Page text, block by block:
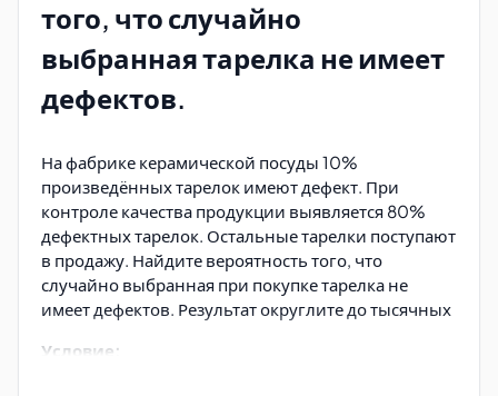
того, что случайно
выбранная тарелка не имеет
дефектов.
На фабрике керамической посуды 10%
произведённых тарелок имеют дефект. При
контроле качества продукции выявляется 80%
дефектных тарелок. Остальные тарелки поступают
в продажу. Найдите вероятность того, что
случайно выбранная при покупке тарелка не
имеет дефектов. Результат округлите до тысячных
Условие: